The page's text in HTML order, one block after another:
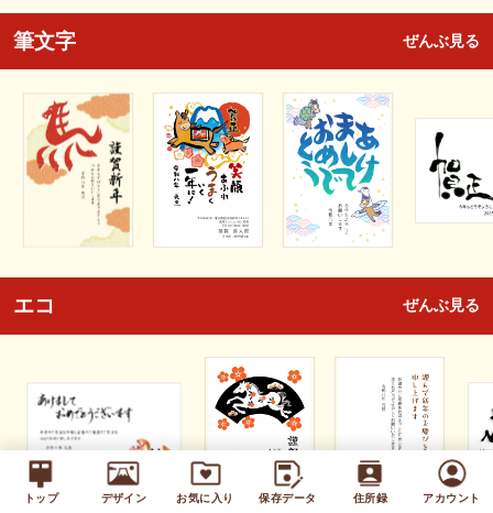
トップ デザイン お気に入り 保存データ 住所録 アカウント
筆文字 ぜんぶ見る
エコ ぜんぶ見る